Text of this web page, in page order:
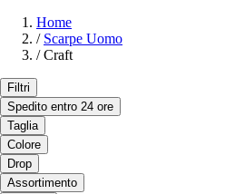
Home
/ Scarpe Uomo
/ Craft
Filtri
Spedito entro 24 ore
Taglia
Colore
Drop
Assortimento